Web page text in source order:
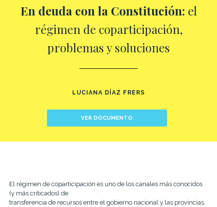
En deuda con la Constitución: el
régimen de coparticipación,
problemas y soluciones
LUCIANA DÍAZ FRERS
VER DOCUMENTO
El régimen de coparticipación es uno de los canales más conocidos
(y más criticados) de
transferencia de recursos entre el gobierno nacional y las provincias.